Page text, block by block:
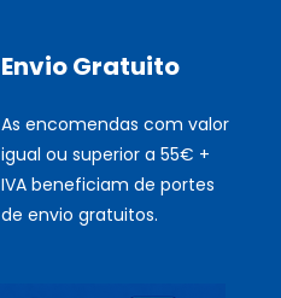
Envio Gratuito
As encomendas com valor
igual ou superior a 55€ +
IVA beneficiam de portes
de envio gratuitos.